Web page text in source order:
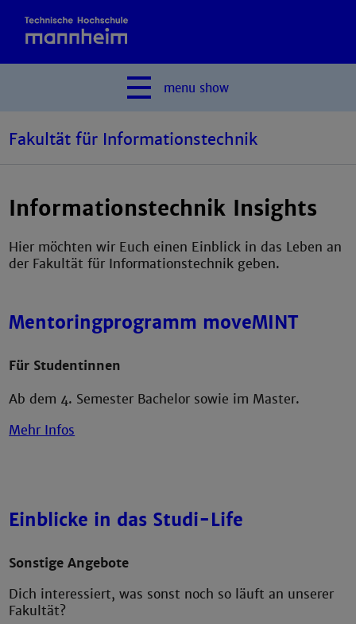
menu show
Fakultät für Informationstechnik
Informationstechnik Insights
Hier möchten wir Euch einen Einblick in das Leben an
der Fakultät für Informationstechnik geben.
Mentoringprogramm moveMINT
Für Studentinnen
Ab dem 4. Semester Bachelor sowie im Master.
Mehr Infos
Einblicke in das Studi-Life
Sonstige Angebote
Dich interessiert, was sonst noch so läuft an unserer
Fakultät?